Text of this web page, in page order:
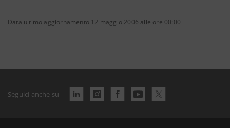
Data ultimo aggiornamento 12 maggio 2006 alle ore 00:00
Seguici anche su